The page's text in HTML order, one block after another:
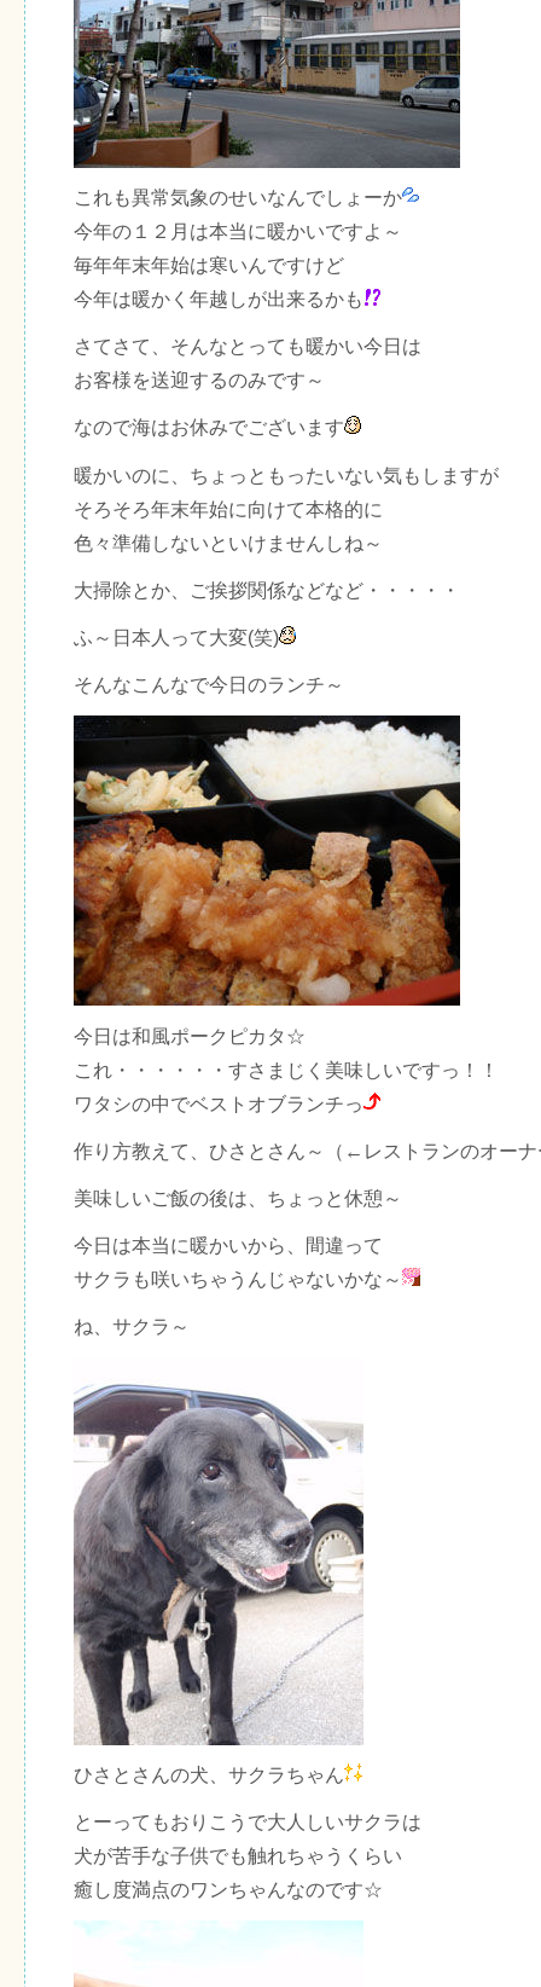
これも異常気象のせいなんでしょーか
今年の１２月は本当に暖かいですよ～
毎年年末年始は寒いんですけど
今年は暖かく年越しが出来るかも
さてさて、そんなとっても暖かい今日は
お客様を送迎するのみです～
なので海はお休みでございます
暖かいのに、ちょっともったいない気もしますが
そろそろ年末年始に向けて本格的に
色々準備しないといけませんしね～
大掃除とか、ご挨拶関係などなど・・・・・
ふ～日本人って大変(笑)
そんなこんなで今日のランチ～
今日は和風ポークピカタ☆
これ・・・・・・すさまじく美味しいですっ！！
ワタシの中でベストオブランチっ
作り方教えて、ひさとさん～（←レストランのオー
美味しいご飯の後は、ちょっと休憩～
今日は本当に暖かいから、間違って
サクラも咲いちゃうんじゃないかな～
ね、サクラ～
ひさとさんの犬、サクラちゃん
とーってもおりこうで大人しいサクラは
犬が苦手な子供でも触れちゃうくらい
癒し度満点のワンちゃんなのです☆